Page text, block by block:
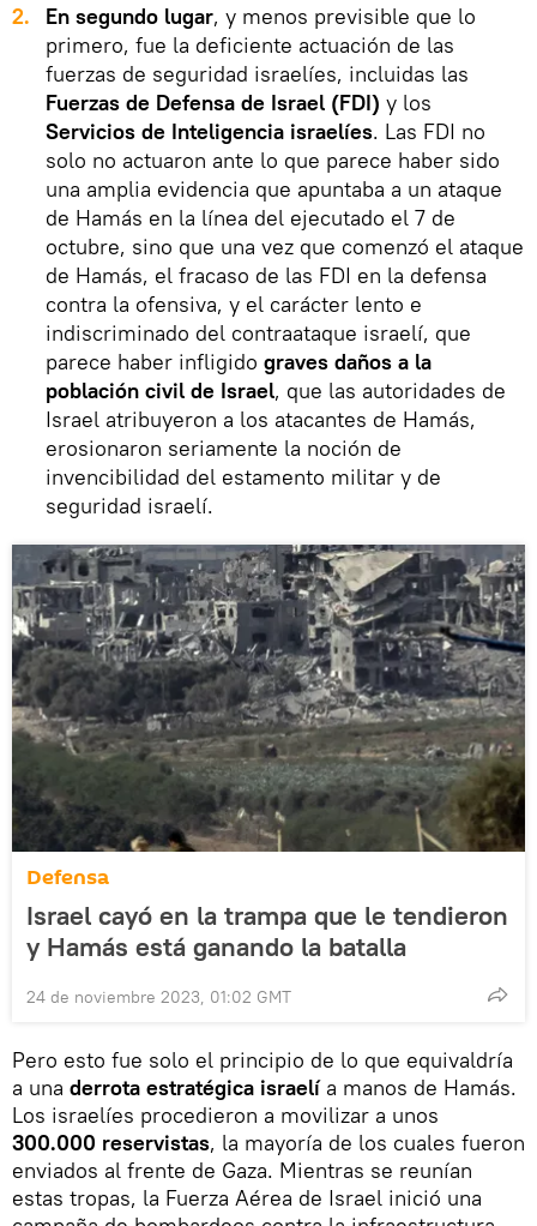
2.
En segundo lugar, y menos previsible que lo
primero, fue la deficiente actuación de las
fuerzas de seguridad israelíes, incluidas las
Fuerzas de Defensa de Israel (FDI) y los
Servicios de Inteligencia israelíes. Las FDI no
solo no actuaron ante lo que parece haber sido
una amplia evidencia que apuntaba a un ataque
de Hamás en la línea del ejecutado el 7 de
octubre, sino que una vez que comenzó el ataque
de Hamás, el fracaso de las FDI en la defensa
contra la ofensiva, y el carácter lento e
indiscriminado del contraataque israelí, que
parece haber infligido graves daños a la
población civil de Israel, que las autoridades de
Israel atribuyeron a los atacantes de Hamás,
erosionaron seriamente la noción de
invencibilidad del estamento militar y de
seguridad israelí.
Defensa
Israel cayó en la trampa que le tendieron
y Hamás está ganando la batalla
24 de noviembre 2023, 01:02 GMT
Pero esto fue solo el principio de lo que equivaldría
a una derrota estratégica israelía manos de Hamás.
Los israelíes procedieron a movilizar a unos
300.000 reservistas, la mayoría de los cuales fueron
enviados al frente de Gaza. Mientras se reunían
estas tropas, la Fuerza Aérea de Israel inició una